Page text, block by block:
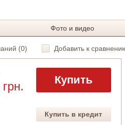
Фото и видео
(0) Добавить к
Купить
Купить в кредит